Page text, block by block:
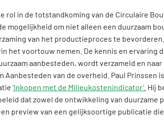
rol in de totstandkoming van de Circulaire
mogelijkheid om niet alleen een duurzaam
van het productieproces te
het voortouw nemen. De kennis en ervaring
aanbesteden, wordt verzameld en
Aanbesteden van de overheid. Paul Prinssen
‘Inkopen met de Milieukostenindicator’. Hij
dat zowel de ontwikkeling van duurzame
preview van een gelijksoortige publicatie die